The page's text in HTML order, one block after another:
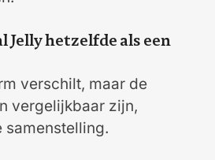
Jelly hetzelfde als een
verschilt, maar de
vergelijkbaar zijn,
samenstelling.